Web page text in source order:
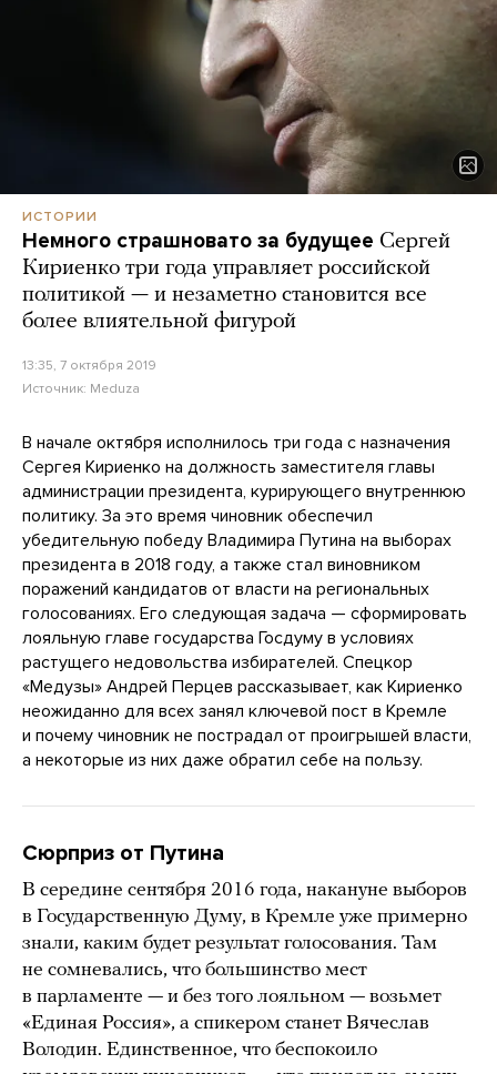
ИСТОРИИ
Немного страшновато за будущее Сергей
Кириенко три года управляет российской
политикой — и незаметно становится все
более влиятельной фигурой
13:35, 7 октября 2019
Источник: Meduza
В начале октября исполнилось три года с назначения
Сергея Кириенко на должность заместителя главы
администрации президента, курирующего внутреннюю
политику. За это время чиновник обеспечил
убедительную победу Владимира Путина на выборах
президента в 2018 году, а также стал виновником
поражений кандидатов от власти на региональных
голосованиях. Его следующая задача — сформировать
лояльную главе государства Госдуму в условиях
растущего недовольства избирателей. Спецкор
«Медузы» Андрей Перцев рассказывает, как Кириенко
неожиданно для всех занял ключевой пост в Кремле
и почему чиновник не пострадал от проигрышей власти,
а некоторые из них даже обратил себе на пользу.
Сюрприз от Путина
В середине сентября 2016 года, накануне выборов
в Государственную Думу, в Кремле уже примерно
знали, каким будет результат голосования. Там
не сомневались, что большинство мест
в парламенте — и без того лояльном — возьмет
«Единая Россия», а спикером станет Вячеслав
Володин. Единственное, что беспокоило